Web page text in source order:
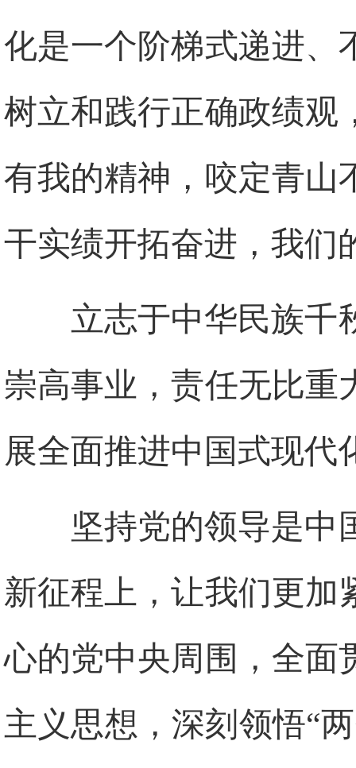
化是一个阶梯式递进、
树立和践行正确政绩观
有我的精神，咬定青山
干实绩开拓奋进，我们
立志于中华民族千
崇高事业，责任无比重
展全面推进中国式现代
坚持党的领导是中
新征程上，让我们更加
心的党中央周围，全面
主义思想，深刻领悟“